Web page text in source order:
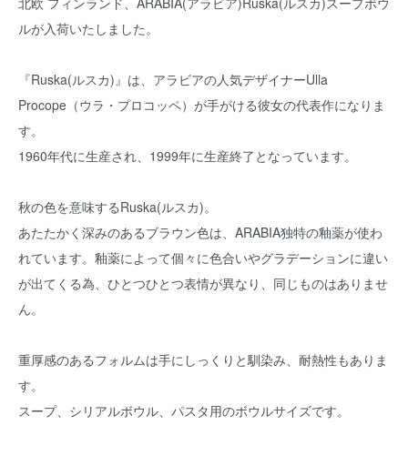
ルが入荷いたしました。
『Ruska(ルスカ)』は、アラビアの人気デザイナーUlla
Procope（ウラ・プロコッペ）が手がける彼女の代表作になりま
す。
1960年代に生産され、1999年に生産終了となっています。
秋の色を意味するRuska(ルスカ)。
あたたかく深みのあるブラウン色は、ARABIA独特の釉薬が使わ
れています。釉薬によって個々に色合いやグラデーションに違い
が出てくる為、ひとつひとつ表情が異なり、同じものはありませ
ん。
重厚感のあるフォルムは手にしっくりと馴染み、耐熱性もありま
す。
スープ、シリアルボウル、パスタ用のボウルサイズです。